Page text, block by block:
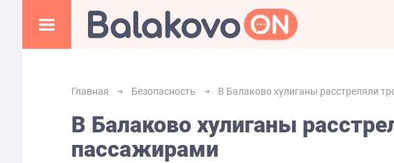
Главная Безопасность В Балаково хулиганы расстреляли
В Балаково хулиганы
пассажирами